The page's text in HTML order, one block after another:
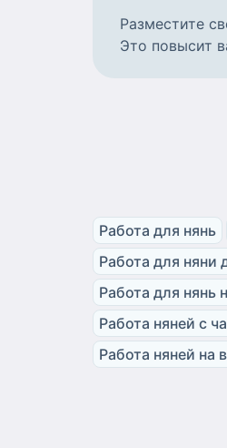
Разместите
Это повысит
Работа для нянь
Работа для няни
Работа для нянь
Работа няней с
Работа няней на